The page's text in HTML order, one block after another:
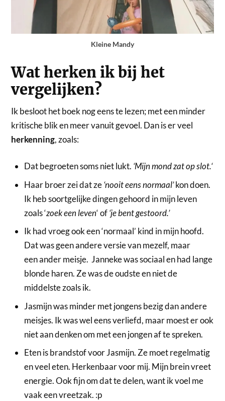
Kleine Mandy
Wat herken ik bij het
vergelijken?
Ik besloot het boek nog eens te lezen; met een minder
kritische blik en meer vanuit gevoel. Dan is er veel
herkenning, zoals:
Dat begroeten soms niet lukt. ‘Mijn mond zat op slot.‘
Haar broer zei dat ze‘nooit eens normaal’kon doen.
Ik heb soortgelijke dingen gehoord in mijn leven
zoals ‘zoek een leven‘ of‘je bent gestoord.’
Ik had vroeg ook een ‘normaal’ kind in mijn hoofd.
Dat was geen andere versie van mezelf, maar
een ander meisje. Janneke was sociaal en had lange
blonde haren. Ze was de oudste en niet de
middelste zoals ik.
Jasmijn was minder met jongens bezig dan andere
meisjes. Ik was wel eens verliefd, maar moest er ook
niet aan denken om met een jongen af te spreken.
Eten is brandstof voor Jasmijn. Ze moet regelmatig
en veel eten. Herkenbaar voor mij. Mijn brein vreet
energie. Ook fijn om dat te delen, want ik voel me
vaak een vreetzak. :p